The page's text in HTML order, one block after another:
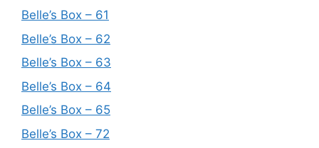
Belle’s Box – 61
Belle’s Box – 62
Belle’s Box – 63
Belle’s Box – 64
Belle’s Box – 65
Belle’s Box – 72